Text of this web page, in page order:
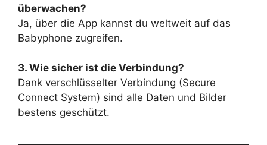
überwachen?
Ja, über die App kannst du weltweit auf das
Babyphone zugreifen.
3. Wie sicher ist die Verbindung?
Dank verschlüsselter Verbindung (Secure
Connect System) sind alle Daten und Bilder
bestens geschützt.